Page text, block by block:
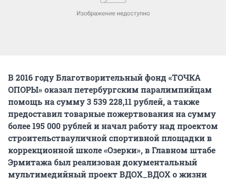
В 2016 году Благотворительный фонд «ТОЧКА
ОПОРЫ» оказал петербургским паралимпийцам
помощь на сумму 3 539 228,11 рублей, а также
предоставил товарные пожертвования на сумму
более 195 000 рублей и начал работу над проектом
строительствауличной спортивной площадки в
коррекционной школе «Озерки», в Главном штабе
Эрмитажа был реализован документальный
мультимедийный проект ВДОХ_ВДОХ о жизни